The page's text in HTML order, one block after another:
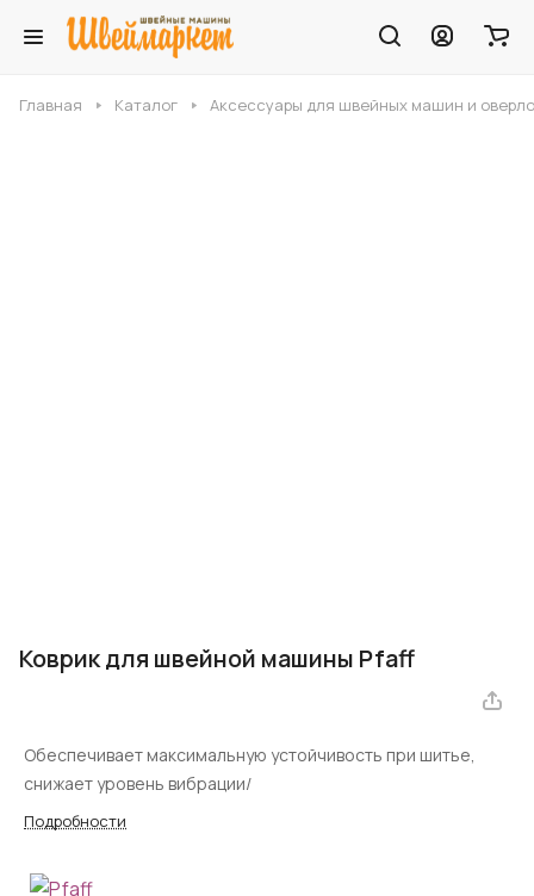
Главная Каталог Аксессуары для швейных машин и
Коврик для швейной машины Pfaff
Обеспечивает максимальную устойчивость при шитье,
снижает уровень вибрации/
Подробности